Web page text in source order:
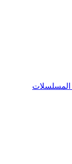
المسلسلات